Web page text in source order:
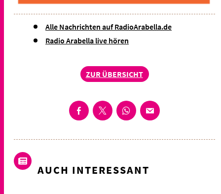
Alle Nachrichten auf RadioArabella.de
Radio Arabella live hören
ZUR ÜBERSICHT
AUCH INTERESSANT